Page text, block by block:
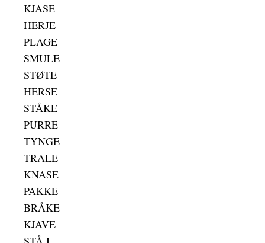
KJASE
HERJE
PLAGE
SMULE
STØTE
HERSE
STÅKE
PURRE
TYNGE
TRALE
KNASE
PAKKE
BRÅKE
KJAVE